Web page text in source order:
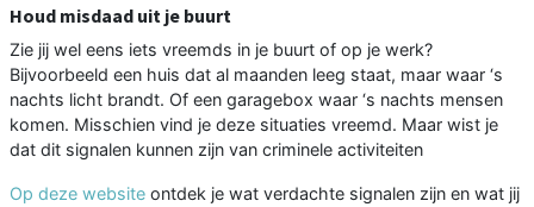
Houd misdaad uit je buurt
Zie jij wel eens iets vreemds in je buurt of op je werk?
Bijvoorbeeld een huis dat al maanden leeg staat, maar waar ‘s
nachts licht brandt. Of een garagebox waar ‘s nachts mensen
komen. Misschien vind je deze situaties vreemd. Maar wist je
dat dit signalen kunnen zijn van criminele activiteiten
Op deze website ontdek je wat verdachte signalen zijn en wat jij